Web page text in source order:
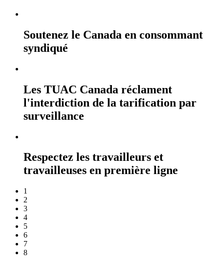
Soutenez le Canada en consommant
syndiqué
Les TUAC Canada réclament
l'interdiction de la tarification par
surveillance
Respectez les travailleurs et
travailleuses en première ligne
1
2
3
4
5
6
7
8